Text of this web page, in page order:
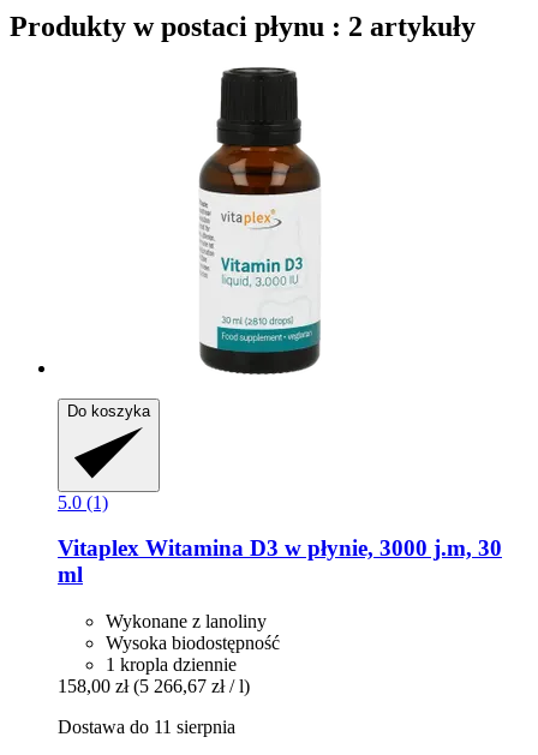
Produkty w postaci płynu : 2 artykuły
Do koszyka
5.0 (1)
Vitaplex Witamina D3 w płynie, 3000 j.m, 30
ml
Wykonane z lanoliny
Wysoka biodostępność
1 kropla dziennie
158,00 zł (5 266,67 zł / l)
Dostawa do 11 sierpnia